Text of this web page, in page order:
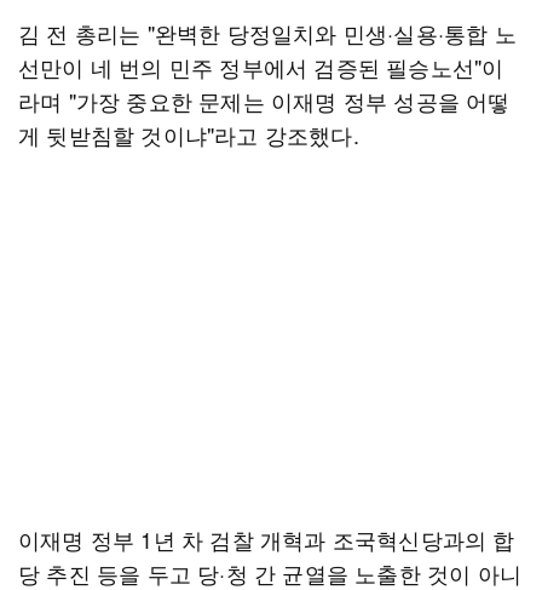
김 전 총리는 "완벽한 당정일치와 민생·실용·통합 노
선만이 네 번의 민주 정부에서 검증된 필승노선"이
라며 "가장 중요한 문제는 이재명 정부 성공을 어떻
게 뒷받침할 것이냐"라고 강조했다.
이재명 정부 1년 차 검찰 개혁과 조국혁신당과의 합
당 추진 등을 두고 당·청 간 균열을 노출한 것이 아니